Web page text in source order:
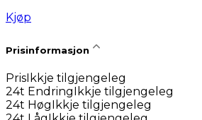
Kjøp
Prisinformasjon
Pris Ikkje tilgjengeleg
24t Endring Ikkje tilgjengeleg
24t Høg Ikkje tilgjengeleg